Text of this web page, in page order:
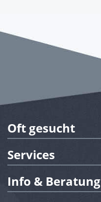
Oft gesucht
Services
Info & Beratung